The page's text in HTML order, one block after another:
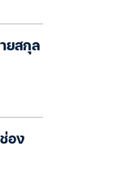
ยสกุล
อง